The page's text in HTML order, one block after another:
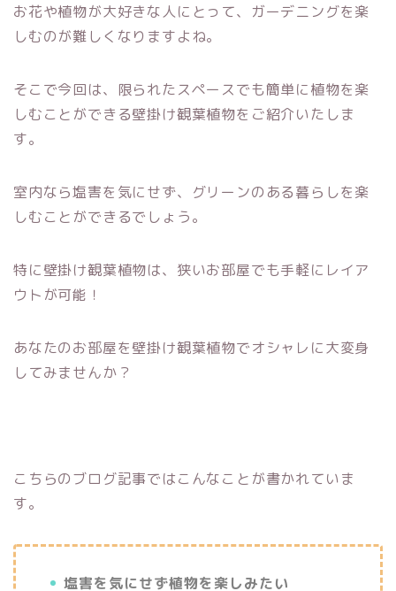
お花や植物が大好きな人にとって、ガーデニングを楽
しむのが難しくなりますよね。
そこで今回は、限られたスペースでも簡単に植物を楽
しむことができる壁掛け観葉植物をご紹介いたしま
す。
室内なら塩害を気にせず、グリーンのある暮らしを楽
しむことができるでしょう。
特に壁掛け観葉植物は、狭いお部屋でも手軽にレイア
ウトが可能！
あなたのお部屋を壁掛け観葉植物でオシャレに大変身
してみませんか？
こちらのブログ記事ではこんなことが書かれていま
す。
塩害を気にせず植物を楽しみたい